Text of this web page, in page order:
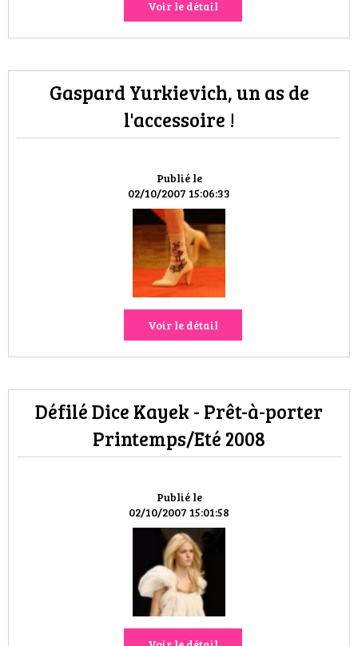
Voir le détail
Publié le
02/10/2007 15:06:33
Gaspard Yurkievich, un as de
l'accessoire !
Voir le détail
Publié le
02/10/2007 15:01:58
Défilé Dice Kayek - Prêt-à-porter
Printemps/Eté 2008